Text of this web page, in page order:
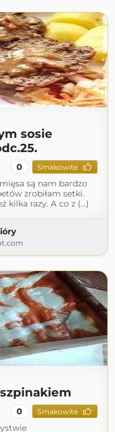
sosie
0 Smakowite
są nam bardzo
zrobiłam setki.
kilka razy. A co z (...)
0 Smakowite